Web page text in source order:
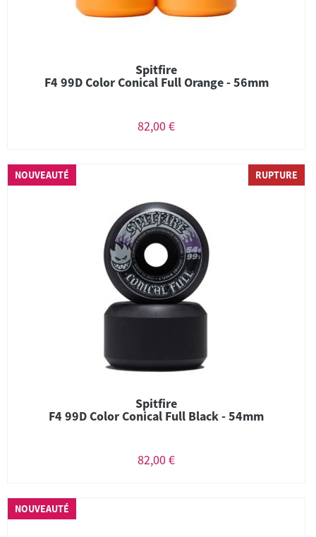
Spitfire
F4 99D Color Conical Full Orange - 56mm
82,00 €
NOUVEAUTÉ RUPTURE
Spitfire
F4 99D Color Conical Full Black - 54mm
82,00 €
NOUVEAUTÉ